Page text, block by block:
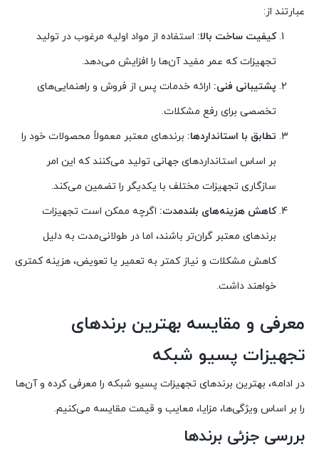
عبارتند از:
کیفیت ساخت بالا: استفاده از مواد اولیه مرغوب در تولید
تجهیزات که عمر مفید آن‌ها را افزایش می‌دهد.
پشتیبانی فنی: ارائه خدمات پس از فروش و راهنمایی‌های
تخصصی برای رفع مشکلات.
تطابق با استانداردها: برندهای معتبر معمولاً محصولات خود را
بر اساس استانداردهای جهانی تولید می‌کنند که این امر
سازگاری تجهیزات مختلف با یکدیگر را تضمین می‌کند.
کاهش هزینه‌های بلندمدت: اگرچه ممکن است تجهیزات
برندهای معتبر گران‌تر باشند، اما در طولانی‌مدت به دلیل
کاهش مشکلات و نیاز کمتر به تعمیر یا تعویض، هزینه کمتری
خواهند داشت.
معرفی و مقایسه بهترین برندهای
تجهیزات پسیو شبکه
در ادامه، بهترین برندهای تجهیزات پسیو شبکه را معرفی کرده و آن‌ها
را بر اساس ویژگی‌ها، مزایا، معایب و قیمت مقایسه می‌کنیم.
بررسی جزئی برندها